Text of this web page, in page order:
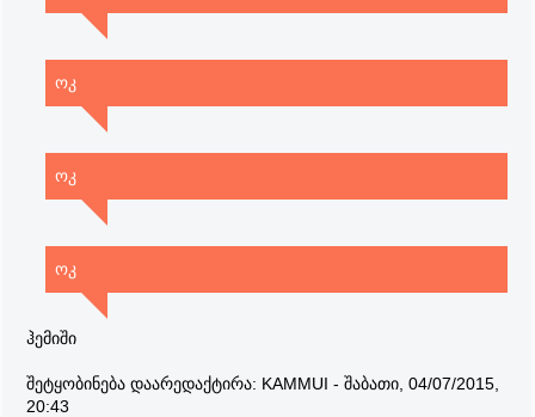
ოკ
ოკ
ოკ
ჰემიში
შეტყობინება დაარედაქტირა: KAMMUI - შაბათი, 04/07/2015,
20:43